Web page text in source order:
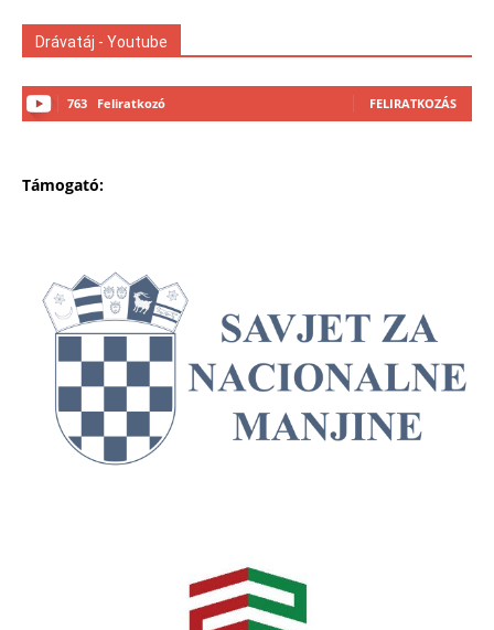
Drávatáj - Youtube
763 Feliratkozó FELIRATKOZÁS
Támogató: